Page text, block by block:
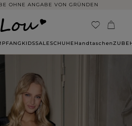
OHNE ANGABE VON GRÜNDEN
KIDSSALESCHUHE Handtaschen